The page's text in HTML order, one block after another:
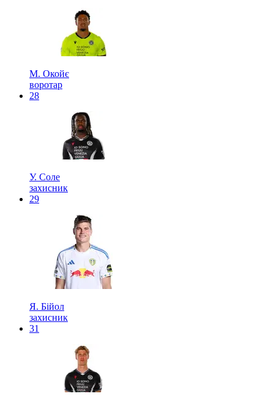
М. Окойє
воротар
28
У. Соле
захисник
29
Я. Бійол
захисник
31